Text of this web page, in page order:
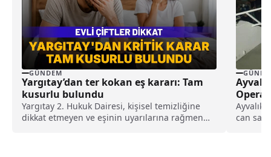
GÜNDEM
Yargıtay’dan ter kokan eş kararı: Tam
kusurlu bulundu
Yargıtay 2. Hukuk Dairesi, kişisel temizliğine
dikkat etmeyen ve eşinin uyarılarına rağmen
Ayvalık
can